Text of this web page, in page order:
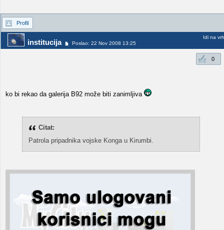
Profil
institucija Poslao: 22 Nov 2008 13:25
Idi na vrh
0
ko bi rekao da galerija B92 može biti zanimljiva
Citat:
Patrola pripadnika vojske Konga u Kirumbi.